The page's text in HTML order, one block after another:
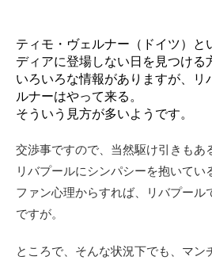
ティモ・ヴェルナー（ドイツ）
ディアに登場しない日を見つける
いろいろな情報がありますが、
ルナーはやって来る。
そういう見方が多いようです。
交渉事ですので、当然駆け引きもあ
リバプールにシンパシーを抱いてい
ファン心理からすれば、リバプー
ですが。
ところで、そんな状況下でも、マ